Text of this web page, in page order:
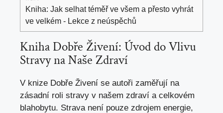
Kniha: Jak selhat téměř ve všem a přesto vyhrát
ve velkém - Lekce z neúspěchů
Kniha Dobře Živení: Úvod do Vlivu
Stravy na Naše Zdraví
V knize Dobře Živení se autoři zaměřují na
zásadní roli stravy v našem zdraví a celkovém
blahobytu. Strava není pouze zdrojem energie,